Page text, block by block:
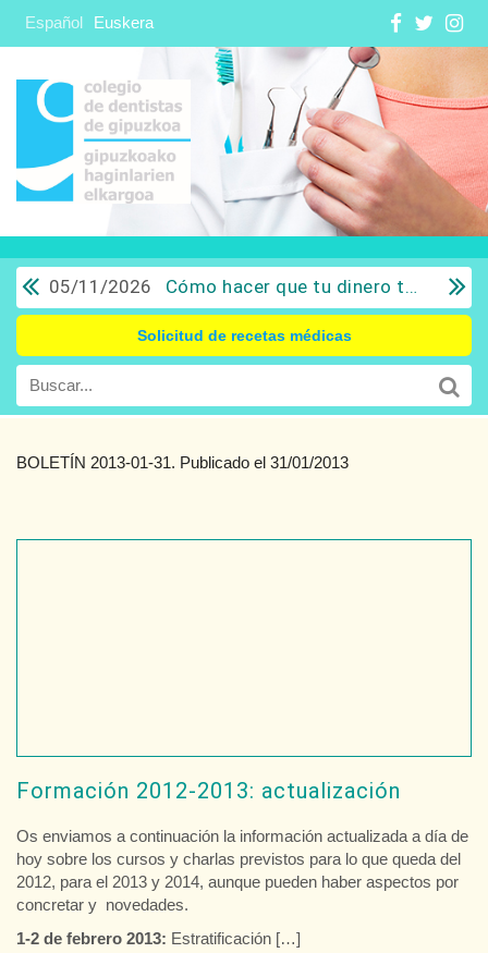
Español Euskera
05/11/2026 Cómo hacer que tu dinero trabaje para ti: Del ahorro a la inversión con sentido común.
Solicitud de recetas médicas
BOLETÍN 2013-01-31. Publicado el 31/01/2013
Formación 2012-2013: actualización
Os enviamos a continuación la información actualizada a día de
hoy sobre los cursos y charlas previstos para lo que queda del
2012, para el 2013 y 2014, aunque pueden haber aspectos por
concretar y novedades.
1-2 de febrero 2013: Estratificación […]